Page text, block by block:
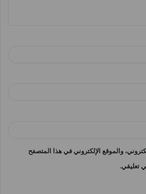
والموقع الإلكتروني في هذا المتصفح
تعليقي.